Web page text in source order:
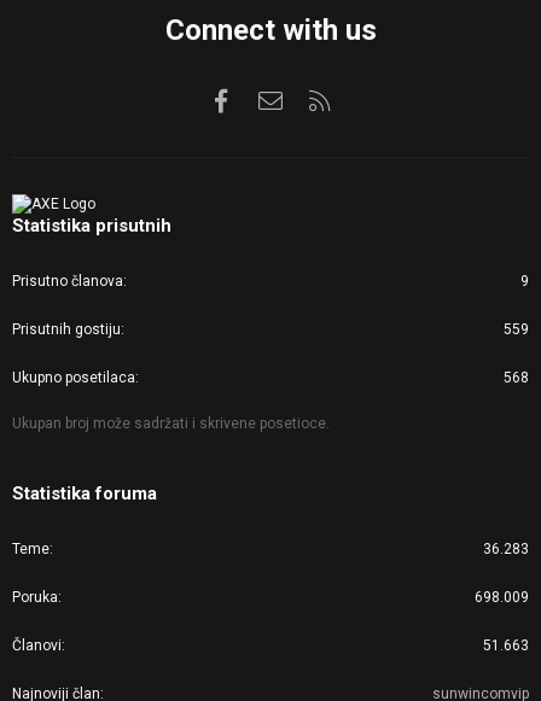
Connect with us
FacebookKontaktirajte nas
Statistika prisutnih
Prisutno članova 9
Prisutnih gostiju 559
Ukupno posetilaca 568
Ukupan broj može sadržati i skrivene posetioce.
Statistika foruma
Teme 36.283
Poruka 698.009
Članovi 51.663
Najnoviji član sunwincomvip